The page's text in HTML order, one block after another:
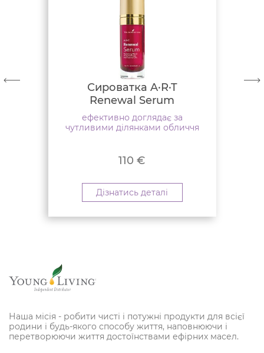
Сироватка A·R·T
Renewal Serum
ефективно доглядає за
чутливими ділянками обличчя
110 €
Дізнатись деталі
Наша місія - робити чисті і потужні продукти для всієї
родини і будь-якого способу життя, наповнюючи і
перетворюючи життя достоїнствами ефірних масел.